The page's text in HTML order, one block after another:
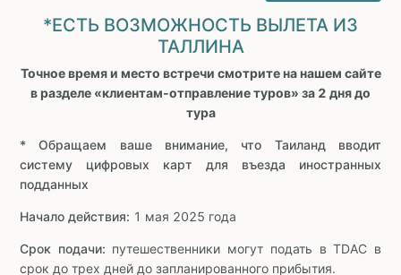
*ЕСТЬ ВОЗМОЖНОСТЬ ВЫЛЕТА ИЗ
ТАЛЛИНА
Точное время и место встречи смотрите на нашем сайте
в разделе «клиентам-отправление туров» за 2 дня до
тура
* Обращаем ваше внимание, что Таиланд вводит
систему цифровых карт для въезда иностранных
подданных
Начало действия: 1 мая 2025 года
Срок подачи: путешественники могут подать в TDAC в
срок до трех дней до запланированного прибытия.